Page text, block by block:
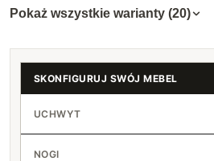
Pokaż wszystkie warianty (20)
SKONFIGURUJ SWÓJ MEBEL
UCHWYT
Okrągły Scandi
NOGI